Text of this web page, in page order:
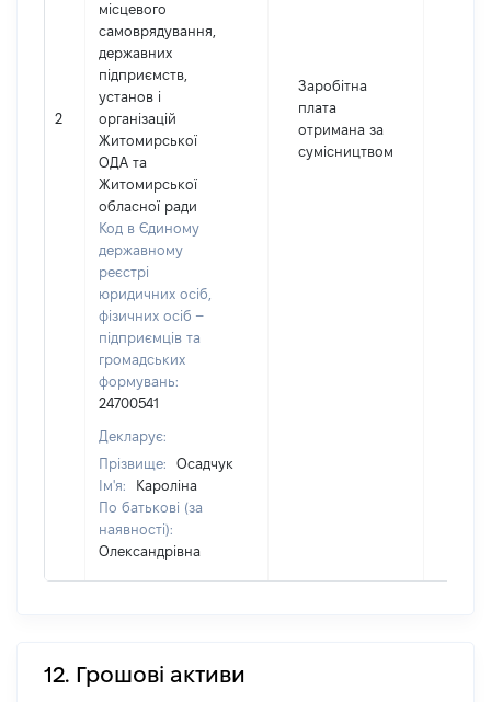
2
місцевого
самоврядування,
державних
підприємств,
установ і
організацій
Житомирської
ОДА та
Житомирської
обласної ради
Код в Єдиному
державному
реєстрі
юридичних осіб,
фізичних осіб –
підприємців та
громадських
формувань:
24700541
Декларує:
Прізвище:
Осадчук
Ім'я:
Кароліна
По батькові (за
наявності):
Олександрівна
Заробітна
плата
отримана за
сумісництвом
12. Грошові активи